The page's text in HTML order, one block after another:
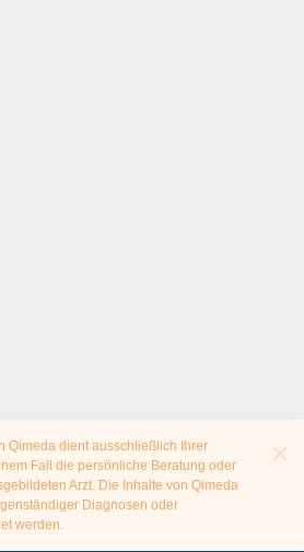
Qimeda dient ausschließlich Ihrer
Fall die persönliche Beratung oder
Arzt. Die Inhalte von Qimeda
Diagnosen oder
werden.